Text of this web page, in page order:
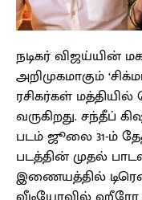
நடிகர் விஜய்யின்
அறிமுகமாகும்
ரசிகர்கள் மத்தியில்
வருகிறது. சந்தீப்
படம் ஜூலை 31-ம்
படத்தின் முதல்
இணையத்தில்